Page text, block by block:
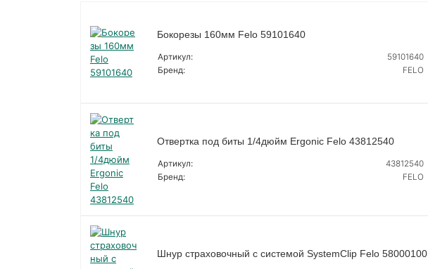
Бокорезы 160мм Felo 59101640
Артикул:
59101640
Бренд:
FELO
Отвертка под биты 1/4дюйм Ergonic Felo 43812540
Артикул:
43812540
Бренд:
FELO
Шнур страховочный с системой SystemClip Felo 58000100